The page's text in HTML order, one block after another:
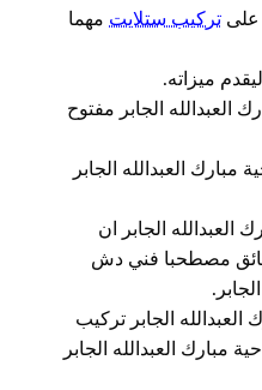
على تركيب ستلايت مهما
ميزاته.
العبدالله الجابر مفتوح
العبدالله الجابر
الجابر ان
مصطحبا فني دش
الجابر تركيب
مبارك العبدالله الجابر